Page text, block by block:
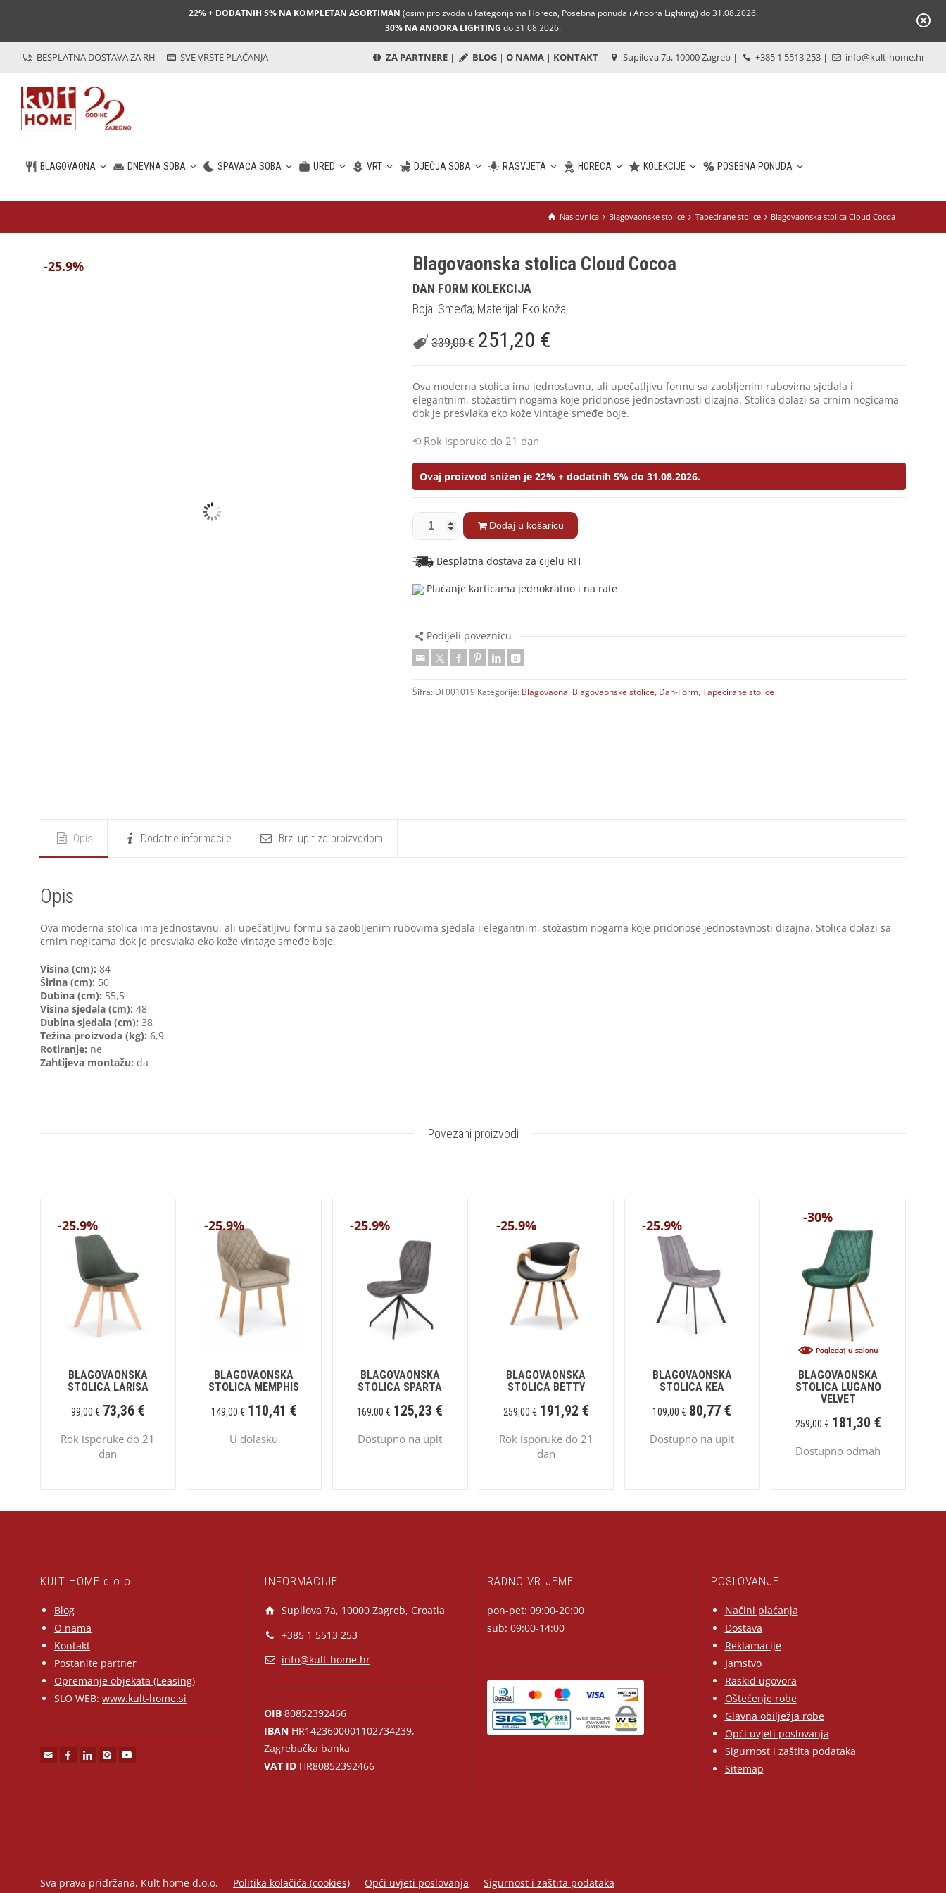
22% + DODATNIH 5% NA KOMPLETAN ASORTIMAN (osim proizvoda u kategorijama Horeca, Posebna ponuda i Anoora Lighting) do 31.08.2026.
30% NA ANOORA LIGHTING do 31.08.2026.
BESPLATNA DOSTAVA ZA RH | SVE VRSTE PLAĆANJA ZA PARTNERE | BLOG | O NAMA | KONTAKT | Supilova 7a, 10000 Zagreb | +385 1 5513 253 | info@kult-home.hr
BLAGOVAONA DNEVNA SOBA SPAVAĆA SOBA URED VRT DJEČJA SOBA RASVJETA HORECA KOLEKCIJE POSEBNA PONUDA
HR
Naslovnica Blagovaonske stolice Tapecirane stolice Blagovaonska stolica Cloud Cocoa
-25.9% Blagovaonska stolica Cloud Cocoa
DAN FORM KOLEKCIJA
Boja: Smeđa; Materijal: Eko koža;
339,00€ 251,20 €
Ova moderna stolica ima jednostavnu, ali upečatljivu formu sa zaobljenim rubovima sjedala i
elegantnim, stožastim nogama koje pridonose jednostavnosti dizajna. Stolica dolazi sa crnim nogicama
dok je presvlaka eko kože vintage smeđe boje.
Rok isporuke do 21 dan
Ovaj proizvod snižen je 22% + dodatnih 5% do 31.08.2026.
Dodaj u košaricu
Besplatna dostava za cijelu RH
Plaćanje karticama jednokratno i na rate
Podijeli poveznicu
Šifra: DF001019 Kategorije: Blagovaona, Blagovaonske stolice, Dan-Form,Tapecirane stolice
Opis Dodatne informacije Brzi upit za proizvodom
Opis
Ova moderna stolica ima jednostavnu, ali upečatljivu formu sa zaobljenim rubovima sjedala i elegantnim, stožastim nogama koje pridonose jednostavnosti dizajna. Stolica dolazi sa
crnim nogicama dok je presvlaka eko kože vintage smeđe boje.
Visina (cm): 84
Širina (cm): 50
Dubina (cm): 55,5
Visina sjedala (cm): 48
Dubina sjedala (cm): 38
Težina proizvoda (kg): 6,9
Rotiranje: ne
Zahtijeva montažu: da
Povezani proizvodi
-25.9%
BLAGOVAONSKA
STOLICA LARISA
99,00€ 73,36 €
Rok isporuke do 21
dan
-25.9%
BLAGOVAONSKA
STOLICA MEMPHIS
149,00€ 110,41 €
U dolasku
-25.9%
BLAGOVAONSKA
STOLICA SPARTA
169,00€ 125,23€
Dostupno na upit
-25.9%
BLAGOVAONSKA
STOLICA BETTY
259,00€ 191,92 €
Rok isporuke do 21
dan
-25.9%
BLAGOVAONSKA
STOLICA KEA
109,00€ 80,77€
Dostupno na upit
-30%
BLAGOVAONSKA
STOLICA LUGANO
VELVET
259,00€ 181,30 €
Dostupno odmah
KULT HOME d.o.o.
Blog
O nama
Kontakt
Postanite partner
Opremanje objekata (Leasing)
SLO WEB: www.kult-home.si
INFORMACIJE
Supilova 7a, 10000 Zagreb, Croatia
+385 1 5513 253
info@kult-home.hr
OIB80852392466
IBANHR1423600001102734239,
Zagrebačka banka
VAT IDHR80852392466
RADNO VRIJEME
pon-pet: 09:00-20:00
sub: 09:00-14:00
POSLOVANJE
Načini plaćanja
Dostava
Reklamacije
Jamstvo
Raskid ugovora
Oštećenje robe
Glavna obilježja robe
Opći uvjeti poslovanja
Sigurnost i zaštita podataka
Sitemap
Sva prava pridržana, Kult home d.o.o. Politika kolačića (cookies) Opći uvjeti poslovanja Sigurnost i zaštita podataka